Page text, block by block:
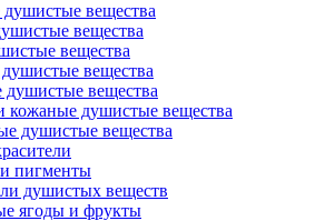
вещества
вещества
вещества
вещества
вещества
кожаные душистые вещества
душистые вещества
пигменты
душистых веществ
ягоды и фрукты